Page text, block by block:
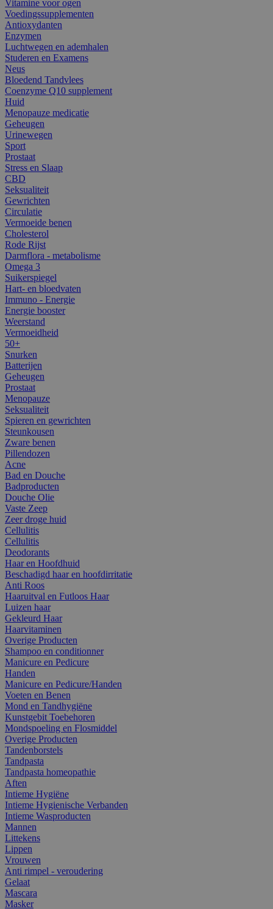
Vitamine voor ogen
Voedingssupplementen
Antioxydanten
Enzymen
Luchtwegen en ademhalen
Studeren en Examens
Neus
Bloedend Tandvlees
Coenzyme Q10 supplement
Huid
Menopauze medicatie
Geheugen
Urinewegen
Sport
Prostaat
Stress en Slaap
CBD
Seksualiteit
Gewrichten
Circulatie
Vermoeide benen
Cholesterol
Rode Rijst
Darmflora - metabolisme
Omega 3
Suikerspiegel
Hart- en bloedvaten
Immuno - Energie
Energie booster
Weerstand
Vermoeidheid
50+
Snurken
Batterijen
Geheugen
Prostaat
Menopauze
Seksualiteit
Spieren en gewrichten
Steunkousen
Zware benen
Pillendozen
Acne
Bad en Douche
Badproducten
Douche Olie
Vaste Zeep
Zeer droge huid
Cellulitis
Cellulitis
Deodorants
Haar en Hoofdhuid
Beschadigd haar en hoofdirritatie
Anti Roos
Haaruitval en Futloos Haar
Luizen haar
Gekleurd Haar
Haarvitaminen
Overige Producten
Shampoo en conditionner
Manicure en Pedicure
Handen
Manicure en Pedicure/Handen
Voeten en Benen
Mond en Tandhygiëne
Kunstgebit Toebehoren
Mondspoeling en Flosmiddel
Overige Producten
Tandenborstels
Tandpasta
Tandpasta homeopathie
Aften
Intieme Hygiëne
Intieme Hygienische Verbanden
Intieme Wasproducten
Mannen
Littekens
Lippen
Vrouwen
Anti rimpel - veroudering
Gelaat
Mascara
Masker